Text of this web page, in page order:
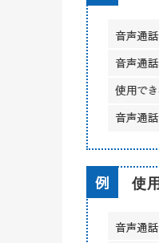
使